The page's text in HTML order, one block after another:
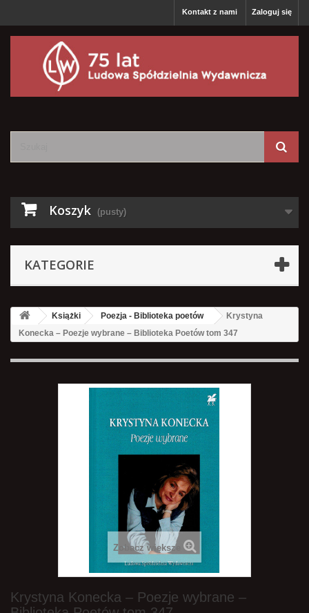
Zaloguj się
Kontakt z nami
Koszyk (pusty)
KATEGORIE
Książki Poezja - Biblioteka poetów
Krystyna
Konecka – Poezje wybrane – Biblioteka Poetów tom 347
Zobacz większe
Krystyna Konecka – Poezje wybrane –